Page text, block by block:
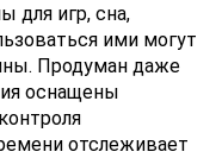
для игр, сна,
ими могут
Продуман даже
оснащены
отслеживает